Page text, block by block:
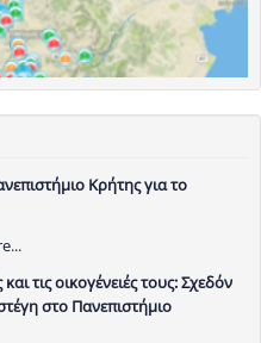
Κρήτης για το
τις οικογένειές τους: Σχεδόν
στο Πανεπιστήμιο